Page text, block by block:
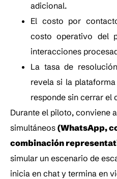
adicional.
El costo por
costo operativo del
interacciones
La tasa de
revela si la
responde sin cerrar el
Durante el piloto, conviene
simultáneos (WhatsApp,
combinación
simular un escenario de
inicia en chat y termina en